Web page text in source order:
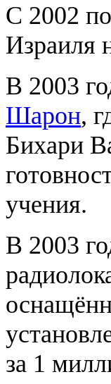
С 2002
Израиля
В 2003
Шарон,
Бихари
учения.
В 2003
за 1